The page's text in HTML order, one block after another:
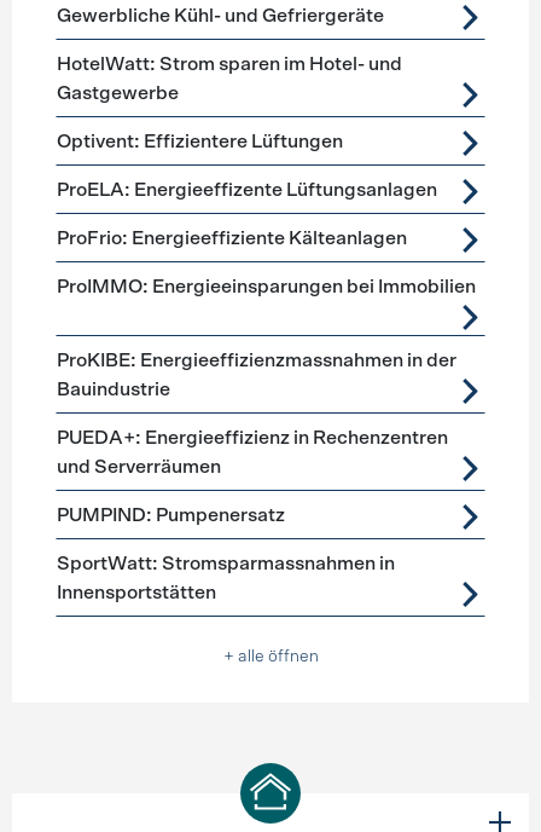
Gewerbliche Kühl- und Gefriergeräte
HotelWatt: Strom sparen im Hotel- und
Gastgewerbe
Optivent: Effizientere Lüftungen
ProELA: Energieeffizente Lüftungsanlagen
ProFrio: Energieeffiziente Kälteanlagen
ProIMMO: Energieeinsparungen bei Immobilien
ProKIBE: Energieeffizienzmassnahmen in der
Bauindustrie
PUEDA+: Energieeffizienz in Rechenzentren
und Serverräumen
PUMPIND: Pumpenersatz
SportWatt: Stromsparmassnahmen in
Innensportstätten
+ alle öffnen